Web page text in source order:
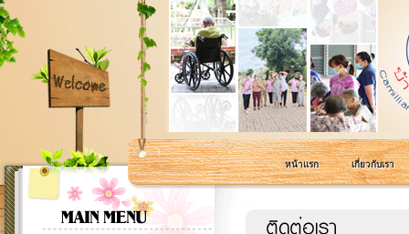
หน้าแรก เกี่ยวกับเรา